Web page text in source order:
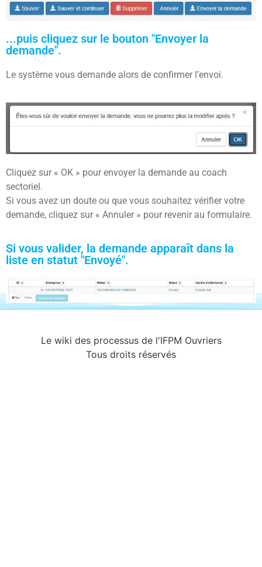
...puis cliquez sur le bouton "Envoyer la
demande".
Le système vous demande alors de confirmer l’envoi.
Cliquez sur « OK » pour envoyer la demande au coach
sectoriel.
Si vous avez un doute ou que vous souhaitez vérifier votre
demande, cliquez sur « Annuler » pour revenir au formulaire.
Si vous valider, la demande apparaît dans la
liste en statut "Envoyé".
Le wiki des processus de l'IFPM Ouvriers
Tous droits réservés